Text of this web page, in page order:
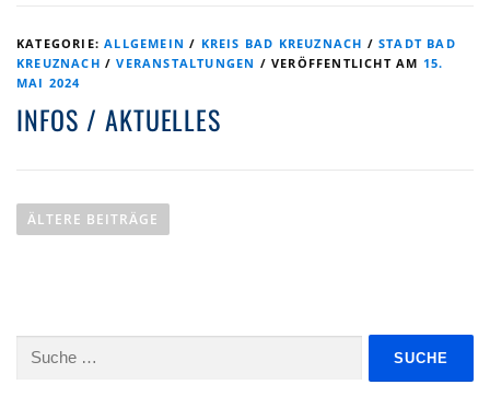
KATEGORIE:ALLGEMEIN / KREIS BAD KREUZNACH /STADT BAD
KREUZNACH /VERANSTALTUNGEN /VERÖFFENTLICHT AM 15.
MAI 2024
INFOS / AKTUELLES
E
R
A
ÄLTERE BEITRÄGE
Suche